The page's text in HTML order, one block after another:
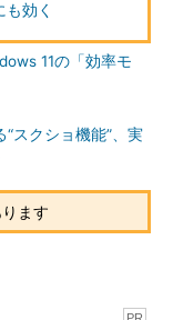
効く
11の「効率モ
“スクショ機能”、実
ます